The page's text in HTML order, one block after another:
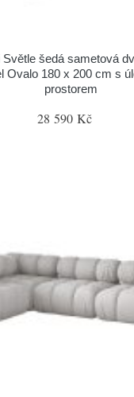
Světle šedá sametová
Ovalo 180 x 200 cm s
prostorem
28 590 Kč